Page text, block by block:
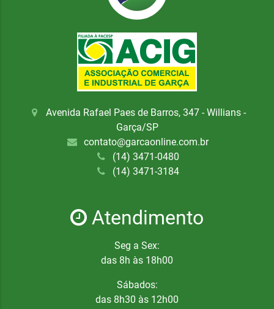
Avenida Rafael Paes de Barros, 347 - Willians -
Garça/SP
contato@garcaonline.com.br
(14) 3471-0480
(14) 3471-3184
Atendimento
Seg a Sex:
das 8h às 18h00
Sábados:
das 8h30 às 12h00